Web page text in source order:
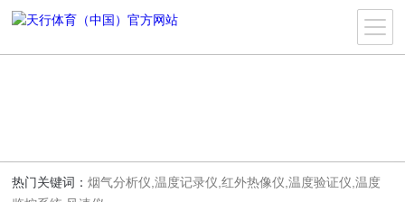
热门关键词：烟气分析仪,温度记录仪,红外热像仪,温度验证仪,温度